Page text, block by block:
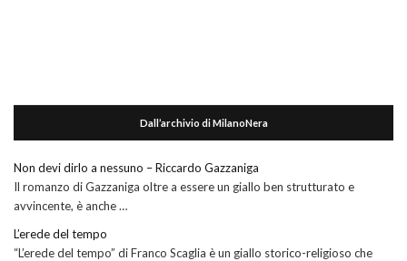
Dall’archivio di MilanoNera
Non devi dirlo a nessuno – Riccardo Gazzaniga
Il romanzo di Gazzaniga oltre a essere un giallo ben strutturato e
avvincente, è anche …
L’erede del tempo
“L’erede del tempo” di Franco Scaglia è un giallo storico-religioso che